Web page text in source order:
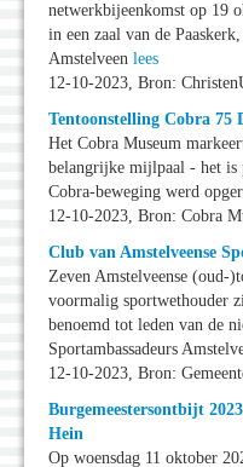
netwerkbijeenkomst op 19
in een zaal van de
Amstelveen lees
12-10-2023, Bron:
Tentoonstelling Cobra 75
Het Cobra Museum
belangrijke mijlpaal - het is
Cobra-beweging werd
12-10-2023, Bron: Cobra
Club van Amstelveense
Zeven Amstelveense (oud-
voormalig sportwethouder
benoemd tot leden van de
Sportambassadeurs
12-10-2023, Bron:
Burgemeestersontbijt
Hein
Op woensdag 11 oktober